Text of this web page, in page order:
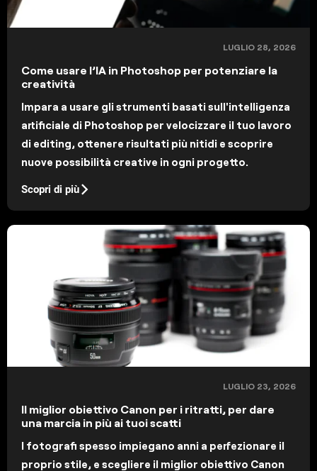
LUGLIO 28, 2026
Come usare l’IA in Photoshop per potenziare la
creatività
Impara a usare gli strumenti basati sull'intelligenza
artificiale di Photoshop per velocizzare il tuo lavoro
di editing, ottenere risultati più nitidi e scoprire
nuove possibilità creative in ogni progetto.
Scopri di più
LUGLIO 23, 2026
Il miglior obiettivo Canon per i ritratti, per dare
una marcia in più ai tuoi scatti
I fotografi spesso impiegano anni a perfezionare il
proprio stile, e scegliere il miglior obiettivo Canon